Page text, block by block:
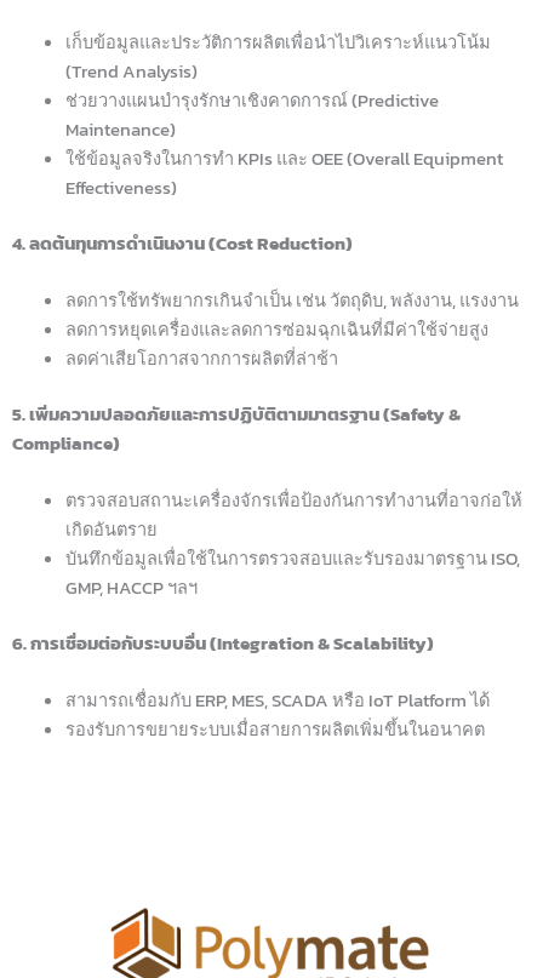
เก็บข้อมูลและประวัติการผลิตเพื่อนำไปวิเคราะห์แนวโน้ม
(Trend Analysis)
ช่วยวางแผนบำรุงรักษาเชิงคาดการณ์ (Predictive
Maintenance)
ใช้ข้อมูลจริงในการทำ KPIs และ OEE (Overall Equipment
Effectiveness)
4. ลดต้นทุนการดำเนินงาน (Cost Reduction)
ลดการใช้ทรัพยากรเกินจำเป็น เช่น วัตถุดิบ, พลังงาน, แรงงาน
ลดการหยุดเครื่องและลดการซ่อมฉุกเฉินที่มีค่าใช้จ่ายสูง
ลดค่าเสียโอกาสจากการผลิตที่ล่าช้า
5. เพิ่มความปลอดภัยและการปฏิบัติตามมาตรฐาน (Safety &
Compliance)
ตรวจสอบสถานะเครื่องจักรเพื่อป้องกันการทำงานที่อาจก่อให้
เกิดอันตราย
บันทึกข้อมูลเพื่อใช้ในการตรวจสอบและรับรองมาตรฐาน ISO,
GMP, HACCP ฯลฯ
6. การเชื่อมต่อกับระบบอื่น (Integration & Scalability)
สามารถเชื่อมกับ ERP, MES, SCADA หรือ IoT Platform ได้
รองรับการขยายระบบเมื่อสายการผลิตเพิ่มขึ้นในอนาคต